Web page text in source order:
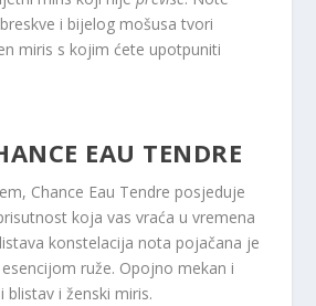
i bijelog mošusa tvori
miris s kojim ćete upotpuniti
EAU TENDRE
Chance Eau Tendre posjeduje
koja vas vraća u vremena
konstelacija nota pojačana je
ruže. Opojno mekan i
blistav i ženski miris.